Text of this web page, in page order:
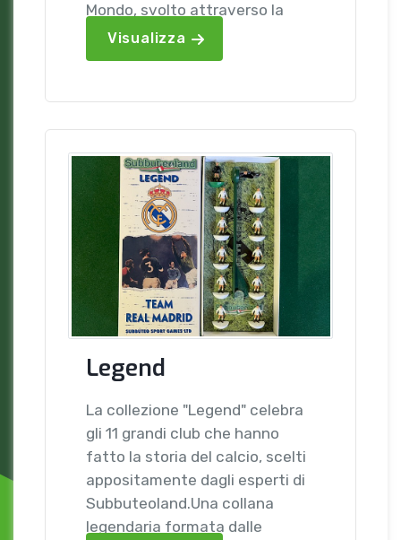
Mondo, svolto attraverso la
magia ...
Visualizza
Legend
La collezione "Legend" celebra
gli 11 grandi club che hanno
fatto la storia del calcio, scelti
appositamente dagli esperti di
Subbuteoland.Una collana
legendaria formata dalle